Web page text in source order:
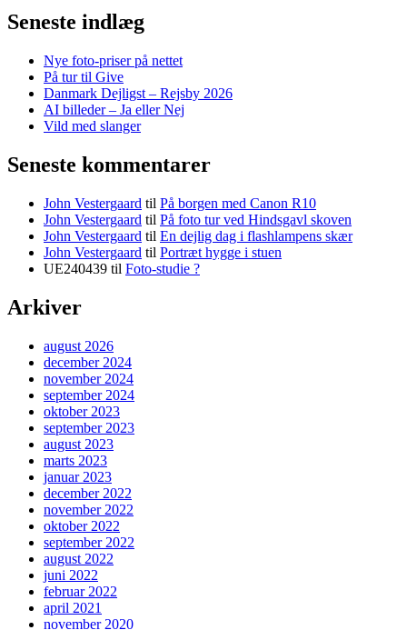
Seneste indlæg
Nye foto-priser på nettet
På tur til Give
Danmark Dejligst – Rejsby 2026
AI billeder – Ja eller Nej
Vild med slanger
Seneste kommentarer
John Vestergaard til På borgen med Canon R10
John Vestergaard til På foto tur ved Hindsgavl skoven
John Vestergaard til En dejlig dag i flashlampens skær
John Vestergaard til Portræt hygge i stuen
UE240439 til Foto-studie ?
Arkiver
august 2026
december 2024
november 2024
september 2024
oktober 2023
september 2023
august 2023
marts 2023
januar 2023
december 2022
november 2022
oktober 2022
september 2022
august 2022
juni 2022
februar 2022
april 2021
november 2020